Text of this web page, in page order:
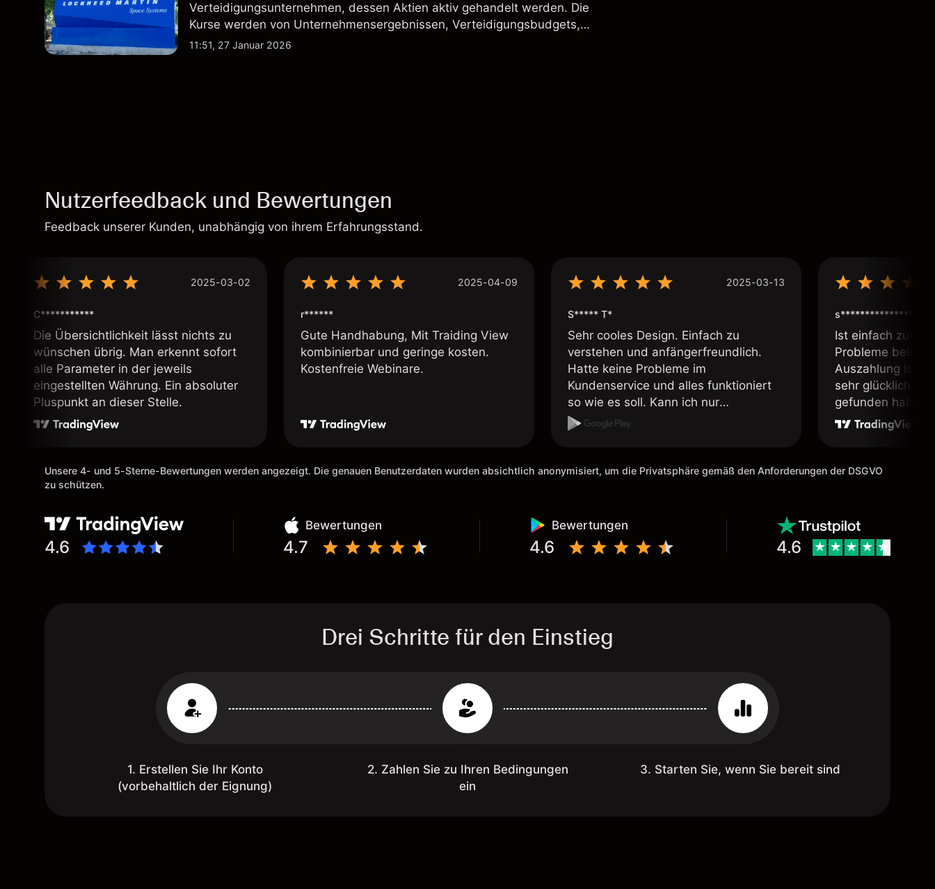
Verteidigungsunternehmen, dessen Aktien aktiv gehandelt werden. Die
Kurse werden von Unternehmensergebnissen, Verteidigungsbudgets,
Vertragsaktivitäten und den allgemeinen Aktienmärktbedingungen
11:51, 27 Januar 2026
Nutzerfeedback und Bewertungen
Feedback unserer Kunden, unabhängig von ihrem Erfahrungsstand.
2025-03-02
C***********
Die Übersichtlichkeit lässt nichts zu
wünschen übrig. Man erkennt sofort
alle Parameter in der jeweils
eingestellten Währung. Ein absoluter
Pluspunkt an dieser Stelle.
2025-04-09
r******
Gute Handhabung, Mit Traiding View
kombinierbar und geringe kosten.
Kostenfreie Webinare.
2025-03-13
S***** T*
Sehr cooles Design. Einfach zu
verstehen und anfängerfreundlich.
Hatte keine Probleme im
Kundenservice und alles funktioniert
so wie es soll. Kann ich nur
weiterempfehlen.
s****************
Ist einfach zum
Probleme beim
Auszahlung ist
sehr glücklich
gefunden habe.
weiter meine
Unsere 4- und 5-Sterne-Bewertungen werden angezeigt. Die genauen Benutzerdaten wurden absichtlich anonymisiert, um die Privatsphäre gemäß den Anforderungen der DSGVO
zu schützen.
4.6
Bewertungen
4.7
Bewertungen
4.6 4.6
Drei Schritte für den Einstieg
1. Erstellen Sie Ihr Konto
(vorbehaltlich der Eignung)
2. Zahlen Sie zu Ihren Bedingungen
ein
3. Starten Sie, wenn Sie bereit sind